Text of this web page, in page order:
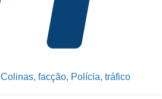
Colinas, facção, Polícia, tráfico